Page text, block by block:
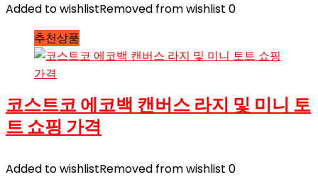
Added to wishlistRemoved from wishlist 0
추천상품
코스트코 에코백 캔버스 라지 및 미니 토
트 쇼핑 가격
Added to wishlistRemoved from wishlist 0